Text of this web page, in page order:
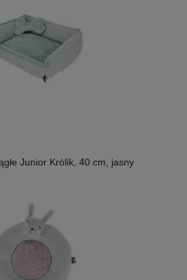
Junior Królik, 40 cm, jasny